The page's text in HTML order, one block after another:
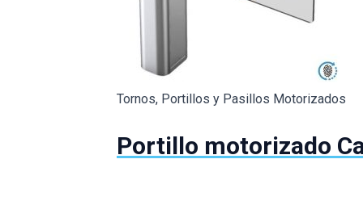
Tornos, Portillos y Pasillos Motorizados
Portillo motorizado